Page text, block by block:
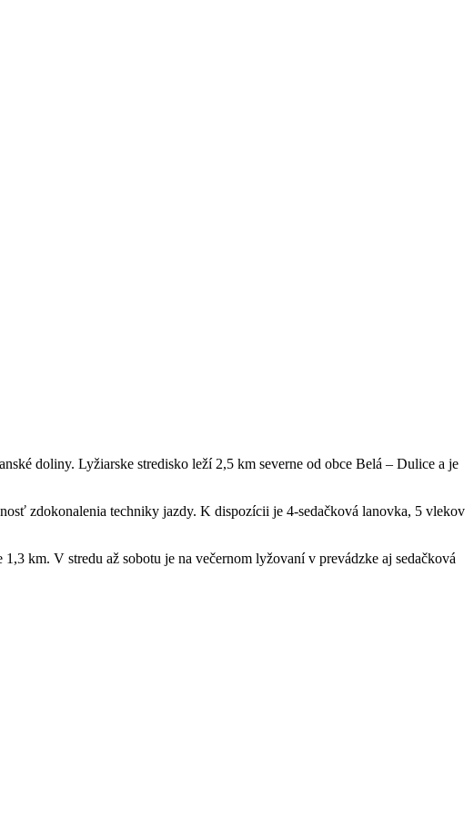
doliny. Lyžiarske stredisko leží 2,5 km severne od obce Belá – Dulice a je
zdokonalenia techniky jazdy. K dispozícii je 4-sedačková lanovka, 5 vlekov
km. V stredu až sobotu je na večernom lyžovaní v prevádzke aj sedačková